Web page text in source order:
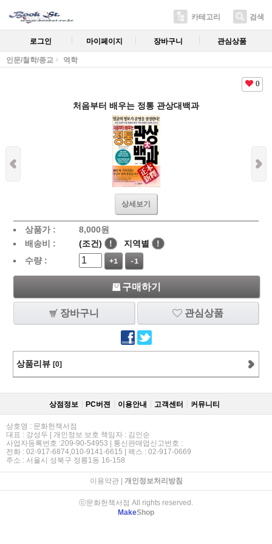
카테고리 검색
로그인 마이페이지 장바구니 관심상품
인문/철학/종교 역학
0
처음부터 배우는 정통 관상대백과
상세보기
상품가 : 8,000원
배송비 :
(조건) ! 지역별
!
수량 :
+1 -1
구매하기
장바구니 관심상품
상품리뷰 [0]
상점정보 PC버젼 이용안내 고객센터 커뮤니티
상호명 : 문화헌책서점
대표 : 강성두 | 개인정보 보호 책임자 : 김인순
사업자등록번호 :209-90-54953 | 통신판매업신고번호 :
전화 : 02-917-6874,010-9141-6615 | 팩스 : 02-917-0669
주소 : 서울시 성북구 정릉1동 16-158
이용약관| 개인정보처리방침
ⓒ문화헌책서점 All rights reserved.
MakeShop